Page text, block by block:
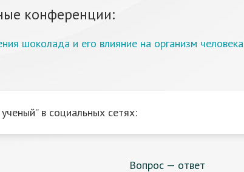
конференции:
шоколада и его влияние на организм человека
в социальных сетях:
Вопрос — ответ